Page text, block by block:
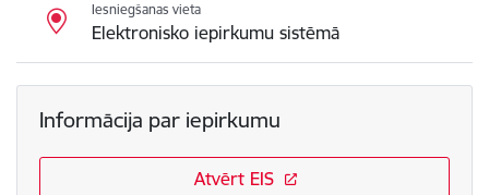
Iesniegšanas vieta
Elektronisko iepirkumu sistēmā
Informācija par iepirkumu
Atvērt EIS